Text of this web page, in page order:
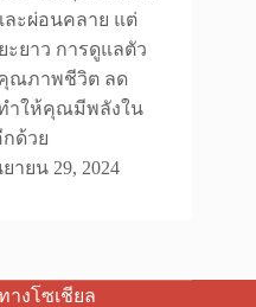
ะผ่อนคลาย แต่
ะยาว การดูแลตัว
คุณภาพชีวิต ลด
ทำให้คุณมีพลังใน
ด้วย
ายน 29, 2024
งโซเชียล